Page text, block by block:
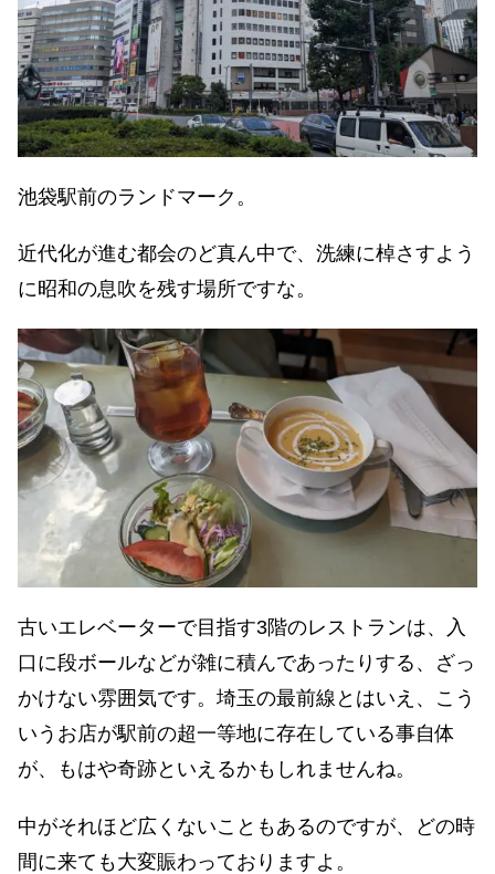
池袋駅前のランドマーク。
近代化が進む都会のど真ん中で、洗練に棹さすよう
に昭和の息吹を残す場所ですな。
古いエレベーターで目指す3階のレストランは、入
口に段ボールなどが雑に積んであったりする、ざっ
かけない雰囲気です。埼玉の最前線とはいえ、こう
いうお店が駅前の超一等地に存在している事自体
が、もはや奇跡といえるかもしれませんね。
中がそれほど広くないこともあるのですが、どの時
間に来ても大変賑わっておりますよ。